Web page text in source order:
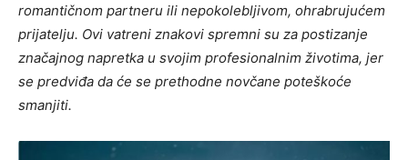
romantičnom partneru ili nepokolebljivom, ohrabrujućem
prijatelju. Ovi vatreni znakovi spremni su za postizanje
značajnog napretka u svojim profesionalnim životima, jer
se predviđa da će se prethodne novčane poteškoće
smanjiti.